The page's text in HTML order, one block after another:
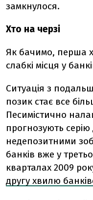
замкнулося.
Хто на черзі
Як бачимо, перша
слабкі місця у
Ситуація з
позик стає все
Песимістично
прогнозують серію
недепозитними
банків вже у
кварталах 2009
другу хвилю